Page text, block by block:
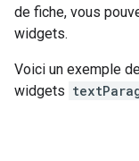
de fiche, vous
widgets.
Voici un exemple
widgets